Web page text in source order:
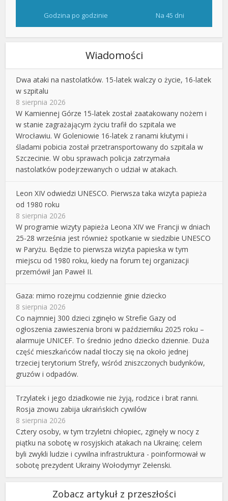
Godzina po godzinie Na 45 dni
Wiadomości
Dwa ataki na nastolatków. 15-latek walczy o życie, 16-latek
w szpitalu
8 sierpnia 2026
W Kamiennej Górze 15-latek został zaatakowany nożem i
w stanie zagrażającym życiu trafił do szpitala we
Wrocławiu. W Goleniowie 16-latek z ranami kłutymi i
śladami pobicia został przetransportowany do szpitala w
Szczecinie. W obu sprawach policja zatrzymała
nastolatków podejrzewanych o udział w atakach.
Leon XIV odwiedzi UNESCO. Pierwsza taka wizyta papieża
od 1980 roku
8 sierpnia 2026
W programie wizyty papieża Leona XIV we Francji w dniach
25-28 września jest również spotkanie w siedzibie UNESCO
w Paryżu. Będzie to pierwsza wizyta papieska w tym
miejscu od 1980 roku, kiedy na forum tej organizacji
przemówił Jan Paweł II.
Gaza: mimo rozejmu codziennie ginie dziecko
8 sierpnia 2026
Co najmniej 300 dzieci zginęło w Strefie Gazy od
ogłoszenia zawieszenia broni w październiku 2025 roku –
alarmuje UNICEF. To średnio jedno dziecko dziennie. Duża
część mieszkańców nadal tłoczy się na około jednej
trzeciej terytorium Strefy, wśród zniszczonych budynków,
gruzów i odpadów.
Trzylatek i jego dziadkowie nie żyją, rodzice i brat ranni.
Rosja znowu zabija ukraińskich cywilów
8 sierpnia 2026
Cztery osoby, w tym trzyletni chłopiec, zginęły w nocy z
piątku na sobotę w rosyjskich atakach na Ukrainę; celem
byli zwykli ludzie i cywilna infrastruktura - poinformował w
sobotę prezydent Ukrainy Wołodymyr Zełenski.
Zobacz artykuł z przeszłości